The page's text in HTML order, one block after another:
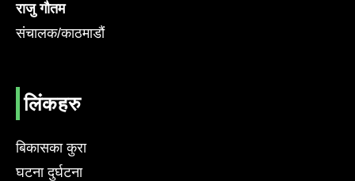
राजु गौतम
संचालक/काठमाडौं
लिंकहरु
बिकासका कुरा
घटना दुर्घटना